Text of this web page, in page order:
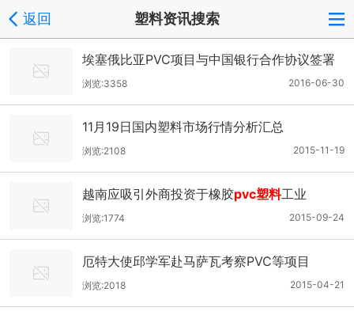
返回 塑料资讯搜索
埃塞俄比亚PVC项目与中国银行合作协议签署
2016-06-30
浏览:3358
11月19日国内塑料市场行情分析汇总
2015-11-19
浏览:2108
越南应吸引外商投资于橡胶pvc塑料工业
2015-09-24
浏览:1774
厄特大使邱学军赴马萨瓦考察PVC等项目
2015-04-21
浏览:2018